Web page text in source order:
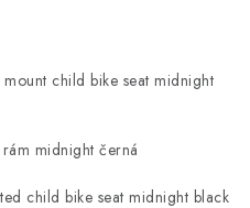
midnight černá